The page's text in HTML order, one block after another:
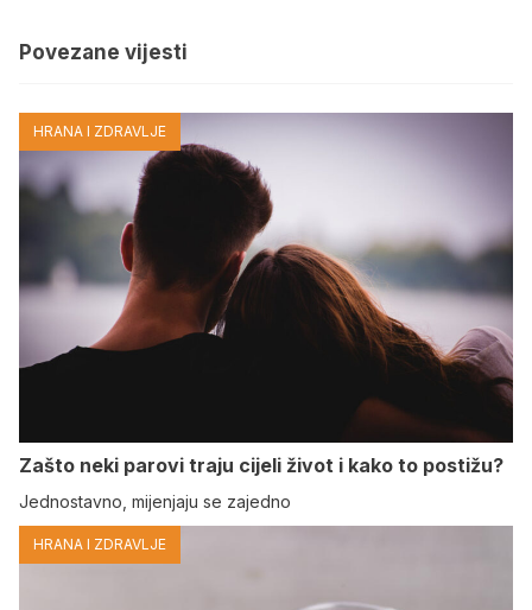
Povezane vijesti
HRANA I ZDRAVLJE
Zašto neki parovi traju cijeli život i kako to postižu?
Jednostavno, mijenjaju se zajedno
HRANA I ZDRAVLJE